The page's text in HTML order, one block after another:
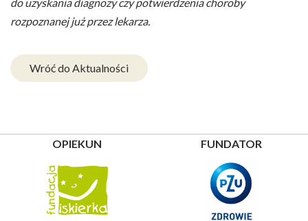
rozpoznanej już przez lekarza.
Wróć do Aktualności
OPIEKUN FUNDATOR